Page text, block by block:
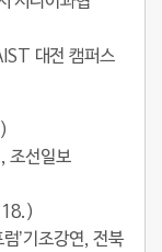
대전 캠퍼스
조선일보
’기조강연, 전북